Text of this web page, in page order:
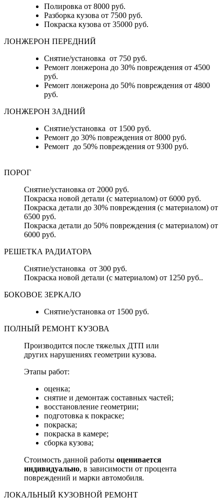
Полировка от 8000 руб.
Разборка кузова от 7500 руб.
Покраска кузова от 35000 руб.
ЛОНЖЕРОН ПЕРЕДНИЙ
Снятие/установка от 750 руб.
Ремонт лонжерона до 30% повреждения от 4500
руб.
Ремонт лонжерона до 50% повреждения от 4800
руб.
ЛОНЖЕРОН ЗАДНИЙ
Снятие/установка от 1500 руб.
Ремонт до 30% повреждения от 8000 руб.
Ремонт до 50% повреждения от 9300 руб.
ПОРОГ
Снятие/установка от 2000 руб.
Покраска новой детали (с материалом) от 6000 руб.
Покраска детали до 30% повреждения (с материалом) от
6500 руб.
Покраска детали до 50% повреждения (с материалом) от
6000 руб.
РЕШЕТКА РАДИАТОРА
Снятие/установка от 300 руб.
Покраска новой детали (с материалом) от 1250 руб..
БОКОВОЕ ЗЕРКАЛО
Снятие/установка от 1500 руб.
ПОЛНЫЙ РЕМОНТ КУЗОВА
Производится после тяжелых ДТП или
других нарушениях геометрии кузова.
Этапы работ:
оценка;
снятие и демонтаж составных частей;
восстановление геометрии;
подготовка к покраске;
покраска;
покраска в камере;
сборка кузова;
Стоимость данной работы оценивается
индивидуально, в зависимости от процента
повреждений и марки автомобиля.
ЛОКАЛЬНЫЙ КУЗОВНОЙ РЕМОНТ